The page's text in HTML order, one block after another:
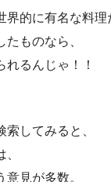
界的に有名な料理
ものなら、
るんじゃ！！
してみると、
意見が多数。